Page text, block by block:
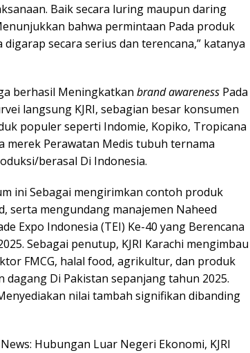
Baik secara luring maupun daring
bahwa permintaan Pada produk
secara serius dan terencana,” katanya
berhasil Meningkatkan brand awareness Pada
langsung KJRI, sebagian besar konsumen
populer seperti Indomie, Kopiko, Tropicana
merek Perawatan Medis tubuh ternama
berasal Di Indonesia.
ini Sebagai mengirimkan contoh produk
serta mengundang manajemen Naheed
Expo Indonesia (TEI) Ke-40 yang Berencana
Sebagai penutup, KJRI Karachi mengimbau
FMCG, halal food, agrikultur, dan produk
Di Pakistan sepanjang tahun 2025.
nilai tambah signifikan dibanding
Hubungan Luar Negeri Ekonomi, KJRI